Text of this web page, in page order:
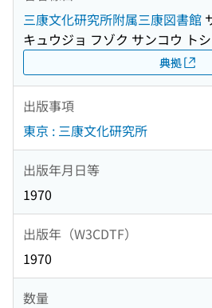
三康文化研究所附属三康図書館
キュウジョ フゾク サンコウ ト
典拠
出版事項
東京 : 三康文化研究所
出版年月日等
1970
出版年（W3CDTF）
1970
数量